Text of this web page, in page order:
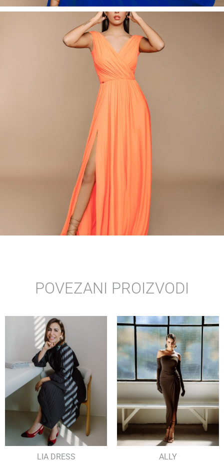
POVEZANI PROIZVODI
LIA DRESS ALLY